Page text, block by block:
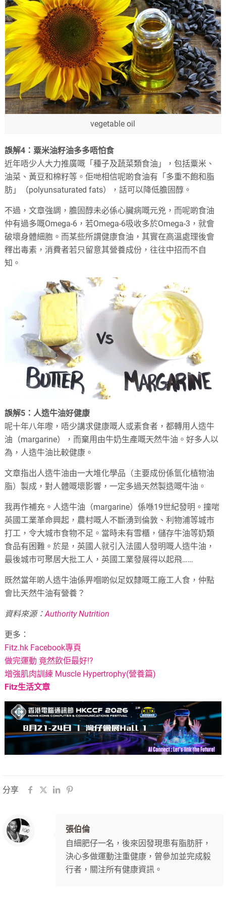
vegetable oil
誤解4 ：粟米油籽油多多唔怕食
近年唔少人大力推廣嘅「種子及蔬菜類食油」，包括粟米、
油菜、黃豆和棉籽等。佢哋相信呢啲食油有「多重不飽和脂
肪」（polyunsaturated fats），話可以降低膽固醇。
不過，文章強調，膽固醇未必係心臟病嘅元兇，而呢啲食油
仲有過多嘅Omega-6，若Omega-6吸收多於Omega-3，就會
破壞身體細胞。而某些所謂健康食油，其實在高溫處理後會
釋出毒素，消費者若只留意其營養成份，往往中招而不自
知。
誤解5 ：人造牛油好健康
呢十年八年嚟，唔少講求健康嘅人或素食者，都轉用人造牛
油（margarine），而棄用由牛奶生產嘅天然牛油。好多人以
為，人造牛油比較健康。
文章指出人造牛油由一大堆化學品（主要成份係氫化植物油
脂）製成，對人體嘅壞影響，一定多過天然製造嘅牛油。
我再作補充。人造牛油（margarine）係喺19世紀發明。撞啱
英國工業革命興起，農村嘅人不斷湧到倫敦、利物浦等城市
打工，令大城市食物不足。當時未有雪櫃，儲存牛油等奶類
食品有困難。於是，英國人就引入法國人發明嘅人造牛油，
最後城市可聚居大批工人，英國工業發展得以起飛……
既然當年啲人造牛油係畀嗰啲似足奴隸嘅工廠工人食，仲點
會比天然牛油有營養？
資料來源：Authority Nutrition
更多：
Fitz.hk Facebook專頁
做完運動 竟然飲佢最好!?
增強肌肉訓練 Muscle Hypertrophy(營養篇)
Fitz生活文章
分享
張伯倫
自細肥仔一名，後來因發現患有脂肪肝，
決心多做運動注重健康，曾參加並完成毅
行者，關注所有健康資訊。